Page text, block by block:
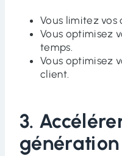
Vous limitez vos
Vous optimisez
temps.
Vous optimisez
client.
3.